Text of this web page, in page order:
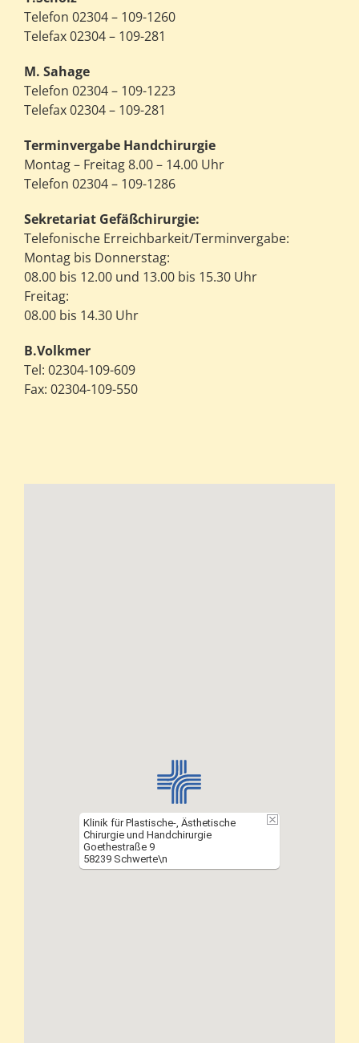
Telefon 02304 – 109-1260
Telefax 02304 – 109-281
M. Sahage
Telefon 02304 – 109-1223
Telefax 02304 – 109-281
Terminvergabe Handchirurgie
Montag – Freitag 8.00 – 14.00 Uhr
Telefon 02304 – 109-1286
Sekretariat Gefäßchirurgie:
Telefonische Erreichbarkeit/Terminvergabe:
Montag bis Donnerstag:
08.00 bis 12.00 und 13.00 bis 15.30 Uhr
Freitag:
08.00 bis 14.30 Uhr
B.Volkmer
Tel: 02304-109-609
Fax: 02304-109-550
Klinik für Plastische-, Ästhetische
Chirurgie und Handchirurgie
Goethestraße 9
58239 Schwerte\n